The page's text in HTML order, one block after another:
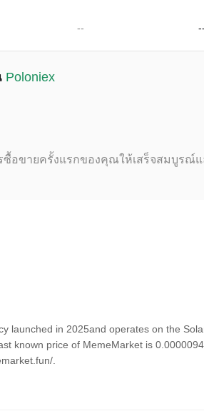
-- --
Poloniex
อขายครั้งแรกของคุณให้เสร็จสมบูรณ์แ
launched in 2025and operates on the
known price of MemeMarket is
.